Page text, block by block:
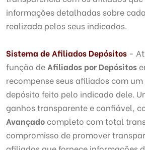
informações detalhadas sobre
realizada pelos seus indicados.
Sistema de Afiliados Depósitos -
função de Afiliados por Depósitos
recompense seus afiliados com
depósito feito pelo indicado dele.
ganhos transparente e confiável,
Avançado completo com total
compromisso de promover